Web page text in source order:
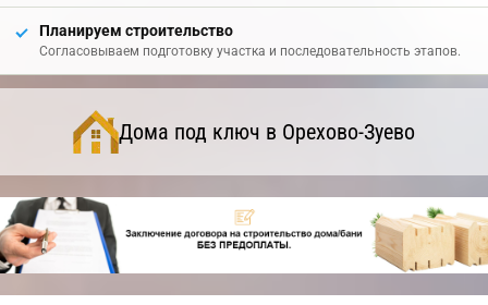
Планируем строительство
Согласовываем подготовку участка и последовательность этапов.
Дома под ключ в Орехово-Зуево